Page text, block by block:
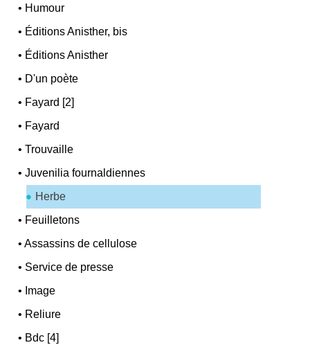
• Humour
• Éditions Anisther, bis
• Éditions Anisther
• D'un poète
• Fayard [2]
• Fayard
•Trouvaille
•Juvenilia fournaldiennes
Herbe
• Feuilletons
•Assassins de cellulose
• Service de presse
• Image
• Reliure
• Bdc [4]